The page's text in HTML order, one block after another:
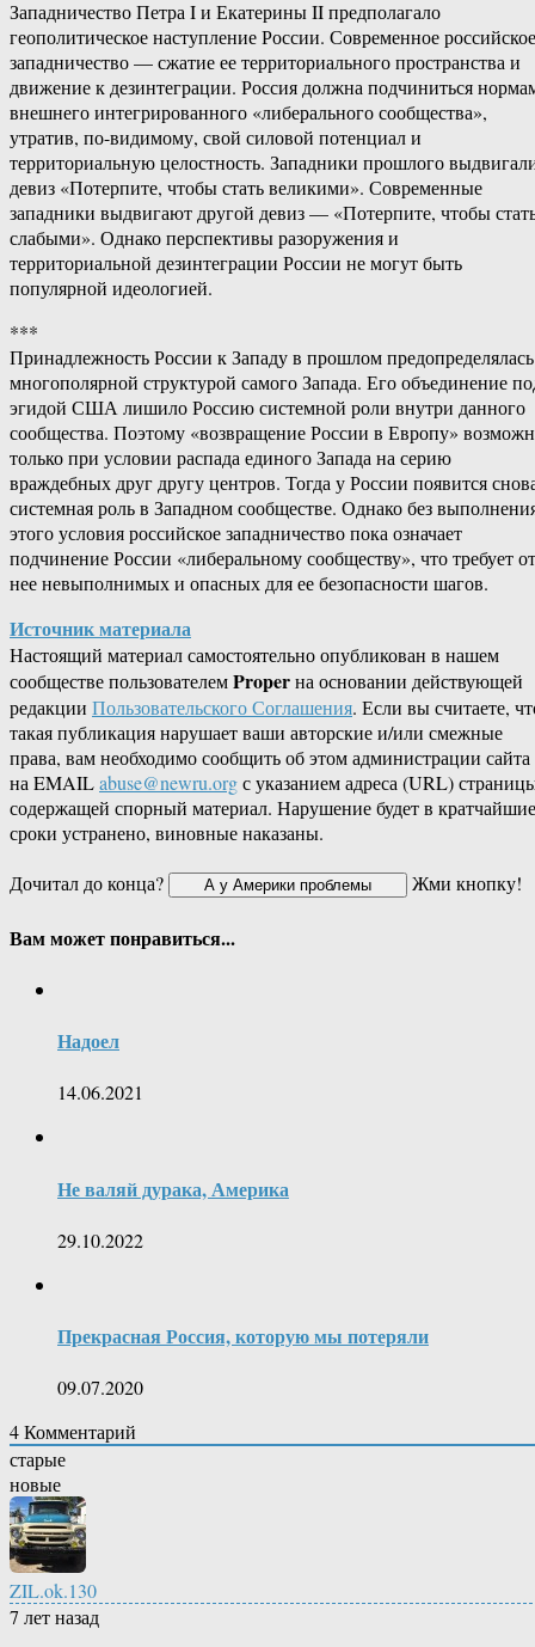
Западничество Петра I и Екатерины II предполагало
геополитическое наступление России. Современное российское
западничество — сжатие ее территориального пространства и
движение к дезинтеграции. Россия должна подчиниться
внешнего интегрированного «либерального сообщества»,
утратив, по-видимому, свой силовой потенциал и
территориальную целостность. Западники прошлого
девиз «Потерпите, чтобы стать великими». Современные
западники выдвигают другой девиз — «Потерпите, чтобы
слабыми». Однако перспективы разоружения и
территориальной дезинтеграции России не могут быть
популярной идеологией.
***
Принадлежность России к Западу в прошлом предопределялась
многополярной структурой самого Запада. Его объединение
эгидой США лишило Россию системной роли внутри данного
сообщества. Поэтому «возвращение России в Европу»
только при условии распада единого Запада на серию
враждебных друг другу центров. Тогда у России появится
системная роль в Западном сообществе. Однако без
этого условия российское западничество пока означает
подчинение России «либеральному сообществу», что требует от
нее невыполнимых и опасных для ее безопасности шагов.
Источник материала
Настоящий материал самостоятельно опубликован в нашем
сообществе пользователемProperна основании действующей
редакции Пользовательского Соглашения. Если вы считаете,
такая публикация нарушает ваши авторские и/или смежные
права, вам необходимо сообщить об этом администрации сайта
на EMAILabuse@newru.orgс указанием адреса (URL)
содержащей спорный материал. Нарушение будет в кратчайшие
сроки устранено, виновные наказаны.
Дочитал до конца?
Жми кнопку!
Вам может понравиться...
Надоел
14.06.2021
Не валяй дурака, Америка
29.10.2022
Прекрасная Россия, которую мы потеряли
09.07.2020
4Комментарий
старые
новые
ZIL.ok.130
7 лет назад